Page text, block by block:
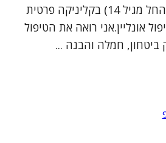
במבוגרים ובמתבגרים (החל מגיל 14) בקליניקה פרטית
אונליין.אני רואה את הטיפול
חמלה והבנה ...